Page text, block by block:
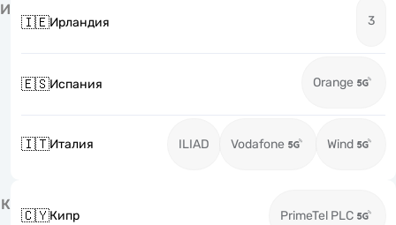
И
🇮🇪Ирландия 3
🇪🇸Испания Orange
🇮🇹Италия ILIAD Vodafone Wind
К
🇨🇾Кипр PrimeTel PLC